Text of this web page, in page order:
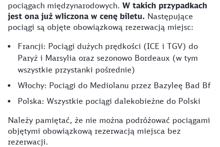
pociągach międzynarodowych. W takich przypadkach
jest ona już wliczona w cenę biletu. Następujące
pociągi są objęte obowiązkową rezerwacją miejsc:
Francji: Pociągi dużych prędkości (ICE i TGV) do
Paryż i Marsylia oraz sezonowo Bordeaux (w tym
wszystkie przystanki pośrednie)
Włochy: Pociągi do Mediolanu przez Bazyleę Bad Bf
Polska: Wszystkie pociągi dalekobieżne do Polski
Należy pamiętać, że nie można podróżować pociągami
objętymi obowiązkową rezerwacją miejsca bez
rezerwacji.